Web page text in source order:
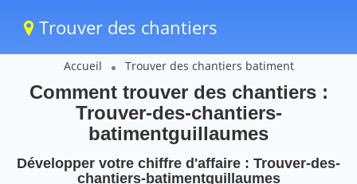
Trouver des chantiers
Accueil Trouver des chantiers batiment
Comment trouver des chantiers :
Trouver-des-chantiers-
batimentguillaumes
Développer votre chiffre d'affaire : Trouver-des-
chantiers-batimentguillaumes